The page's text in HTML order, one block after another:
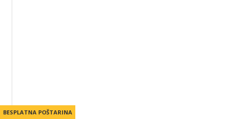
BESPLATNA POŠTARINA
BESPLATNA POŠTARINA